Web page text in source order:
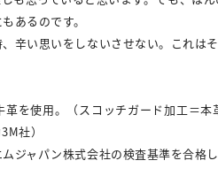
あるのです。
辛い思いをしないさせない。これはそ
を使用。（スコッチガード加工＝
社）
ジャパン株式会社の検査基準を合格し